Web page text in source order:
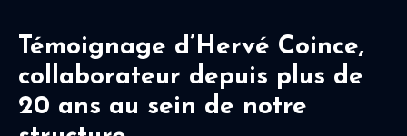
Témoignage d’Hervé Coince,
collaborateur depuis plus de
20 ans au sein de notre